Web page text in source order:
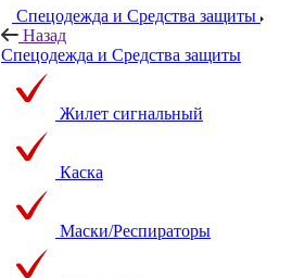
Спецодежда и Средства защиты
Назад
Спецодежда и Средства защиты
Жилет сигнальный
Каска
Маски/Респираторы